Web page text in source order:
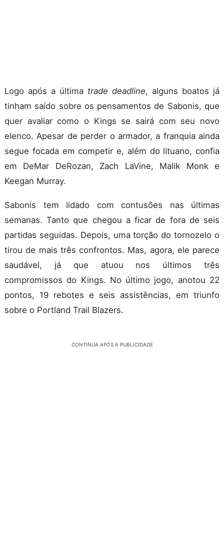
Logo após a última trade deadline, alguns boatos já
tinham saído sobre os pensamentos de Sabonis, que
quer avaliar como o Kings se sairá com seu novo
elenco. Apesar de perder o armador, a franquia ainda
segue focada em competir e, além do lituano, confia
em DeMar DeRozan, Zach LaVine, Malik Monk e
Keegan Murray.
Sabonis tem lidado com contusões nas últimas
semanas. Tanto que chegou a ficar de fora de seis
partidas seguidas. Depois, uma torção do tornozelo o
tirou de mais três confrontos. Mas, agora, ele parece
saudável, já que atuou nos últimos três
compromissos do Kings. No último jogo, anotou 22
pontos, 19 rebotes e seis assistências, em triunfo
sobre o Portland Trail Blazers.
CONTINUA APÓS A PUBLICIDADE